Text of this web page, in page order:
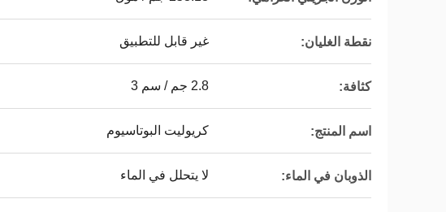
نقطة الغليان: غير قابل للتطبيق
كثافة: 2.8 جم / سم 3
اسم المنتج: كريوليت البوتاسيوم
الذوبان في الماء: لا يتحلل في الماء